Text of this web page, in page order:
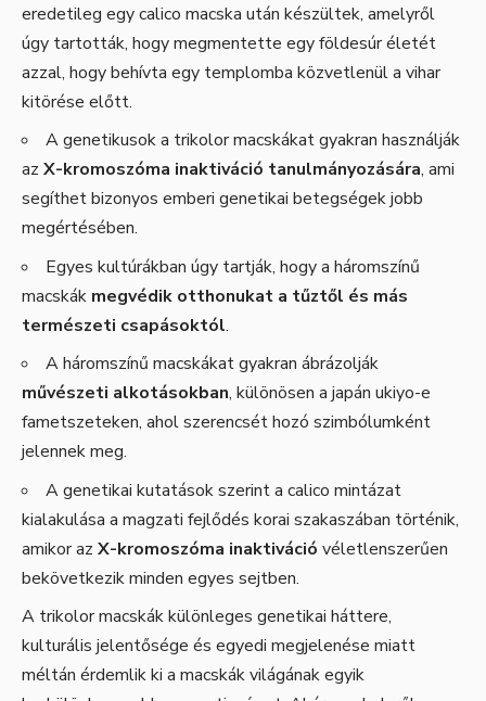
eredetileg egy calico macska után készültek, amelyről
úgy tartották, hogy megmentette egy földesúr életét
azzal, hogy behívta egy templomba közvetlenül a vihar
kitörése előtt.
A genetikusok a trikolor macskákat gyakran használják
az X-kromoszóma inaktiváció tanulmányozására, ami
segíthet bizonyos emberi genetikai betegségek jobb
megértésében.
Egyes kultúrákban úgy tartják, hogy a háromszínű
macskák megvédik otthonukat a tűztől és más
természeti csapásoktól.
A háromszínű macskákat gyakran ábrázolják
művészeti alkotásokban, különösen a japán ukiyo-e
fametszeteken, ahol szerencsét hozó szimbólumként
jelennek meg.
A genetikai kutatások szerint a calico mintázat
kialakulása a magzati fejlődés korai szakaszában történik,
amikor az X-kromoszóma inaktiváció véletlenszerűen
bekövetkezik minden egyes sejtben.
A trikolor macskák különleges genetikai háttere,
kulturális jelentősége és egyedi megjelenése miatt
méltán érdemlik ki a macskák világának egyik